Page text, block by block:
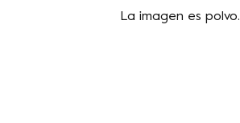
La imagen es polvo.